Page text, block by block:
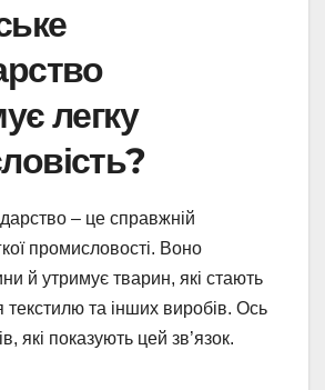
легку
– це справжній
промисловості. Воно
й утримує тварин, які стають
та інших виробів. Ось
які показують цей зв’язок.